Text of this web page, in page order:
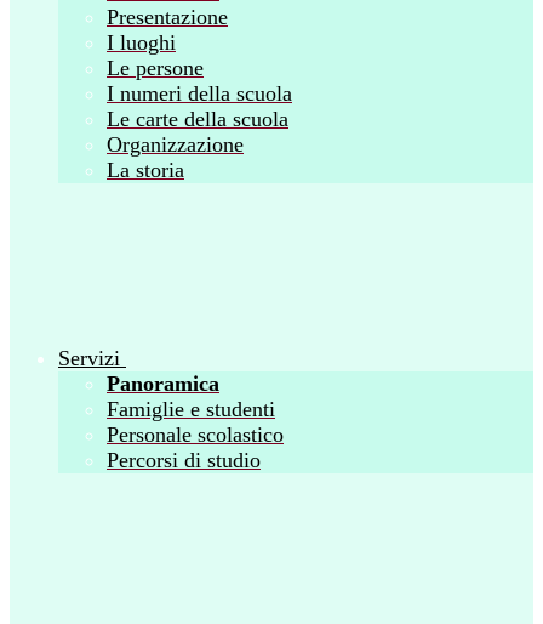
Presentazione
I luoghi
Le persone
I numeri della scuola
Le carte della scuola
Organizzazione
La storia
Servizi
Panoramica
Famiglie e studenti
Personale scolastico
Percorsi di studio